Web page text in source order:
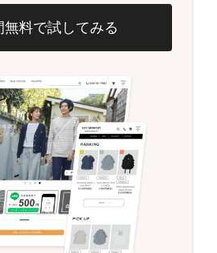
無料で試してみる